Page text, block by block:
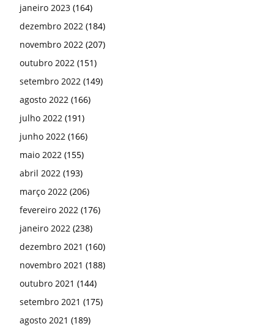
janeiro 2023 (164)
dezembro 2022 (184)
novembro 2022 (207)
outubro 2022 (151)
setembro 2022 (149)
agosto 2022 (166)
julho 2022 (191)
junho 2022 (166)
maio 2022 (155)
abril 2022 (193)
março 2022 (206)
fevereiro 2022 (176)
janeiro 2022 (238)
dezembro 2021 (160)
novembro 2021 (188)
outubro 2021 (144)
setembro 2021 (175)
agosto 2021 (189)